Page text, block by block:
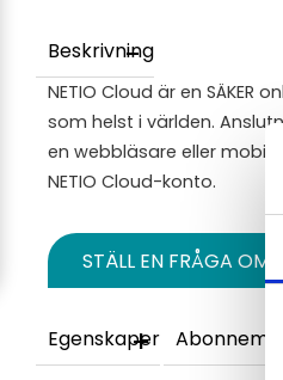
Beskrivning
NETIO Cloud är en
som helst i världen.
en webbläsare eller
NETIO Cloud-konto.
STÄLL EN FRÅGA OM
Egenskaper